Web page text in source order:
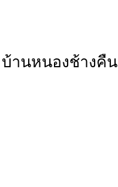
บ้านหนองช้างคืน